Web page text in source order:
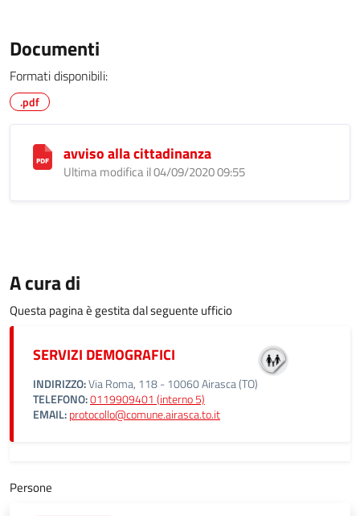
Documenti
Formati disponibili:
.pdf
avviso alla cittadinanza
Ultima modifica il 04/09/2020 09:55
A cura di
Questa pagina è gestita dal seguente ufficio
SERVIZI DEMOGRAFICI
INDIRIZZO:Via Roma, 118 - 10060 Airasca (TO)
TELEFONO:0119909401 (interno 5)
EMAIL:protocollo@comune.airasca.to.it
Persone